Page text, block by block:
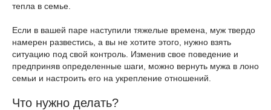
тепла в семье.
Если в вашей паре наступили тяжелые времена, муж твердо
намерен развестись, а вы не хотите этого, нужно взять
ситуацию под свой контроль. Изменив свое поведение и
предприняв определенные шаги, можно вернуть мужа в лоно
семьи и настроить его на укрепление отношений.
Что нужно делать?